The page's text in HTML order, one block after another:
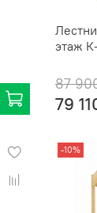
этаж
87
79
-10%